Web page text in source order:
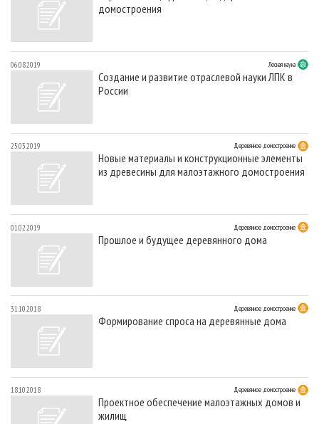
СУШКА ДРЕВЕСИНЫ
ПРОИЗВОДСТВО ДРЕВЕСНЫХ ПЛИТ
ДЕРЕВЯННОЕ ДОМОСТРОЕНИЕ
ПРОИЗВОДСТВО МЕБЕЛИ
БИОЭНЕРГЕТИКА
ЦБП
ИНСТРУМЕНТ И МАТЕРИАЛЫ
ПЕРСОНЫ
МОБИЛЬНЫЕ ВЫСТАВКИ
ПРИОРИТЕТНЫЕ ИНВЕСТПРОЕКТЫ
RUSSIAN FORESTRY REVIEW
ГАЗЕТА ЛЕСПРОМФОРУМ
БИБЛИОТЕКА СПЕЦИАЛИСТА
КОНТАКТЫ
РЕКЛАМА
домостроения
06.08.2019 Лесная наука
Создание и развитие отраслевой науки ЛПК в
России
25.03.2019 Деревянное домостроение
Новые материалы и конструкционные элементы
из древесины для малоэтажного домостроения
01.02.2019 Деревянное домостроение
Прошлое и будущее деревянного дома
31.10.2018 Деревянное домостроение
Формирование спроса на деревянные дома
18.10.2018 Деревянное домостроение
Проектное обеспечение малоэтажных домов и
жилищ